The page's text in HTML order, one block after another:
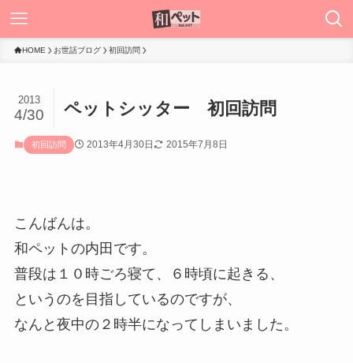
HOME お世話ブログ 初回訪問
ペットシッター 初回訪問
2013
4/30
初回訪問 2013年4月30日 2015年7月8日
こんばんは。
和ペットの内田です。
普段は１０時ごろ寝て、６時頃に起きる、
というのを目指しているのですが、
なんと夜中の２時半になってしまいました。